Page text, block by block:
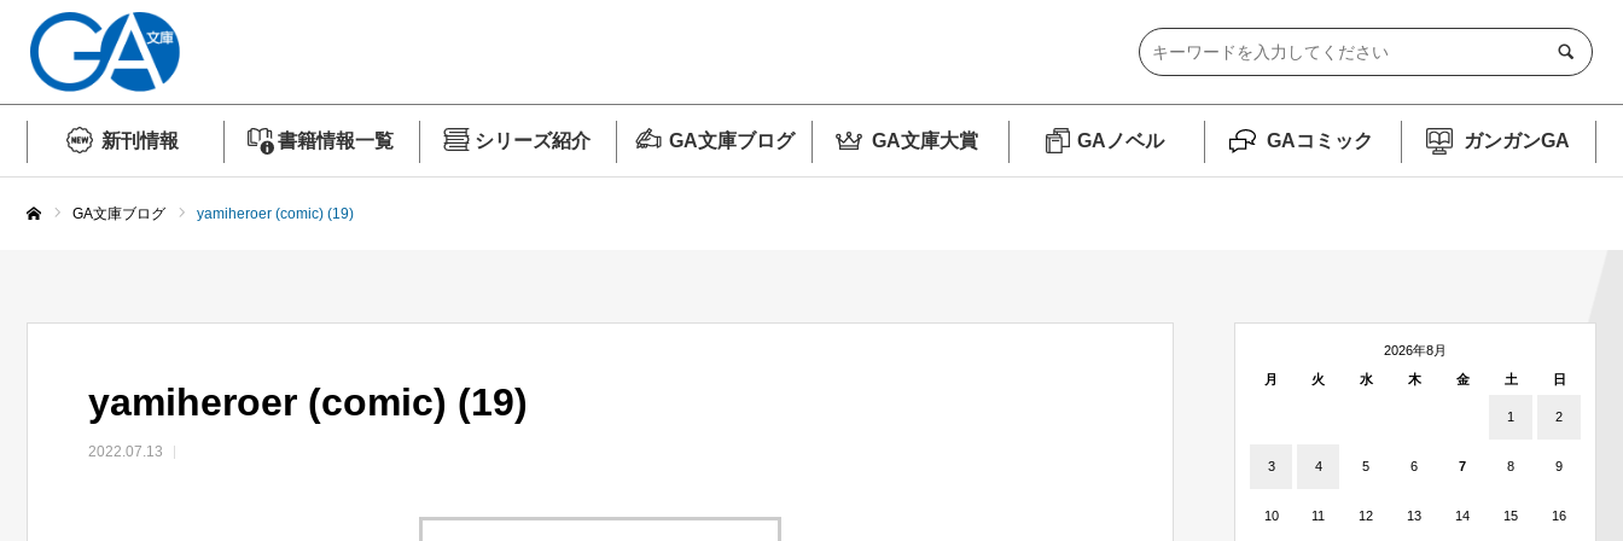
新刊情報 書籍情報一覧 シリーズ紹介 GA文庫ブログ GA文庫大賞 GAノベル GAコミック ガンガンGA
GA文庫ブログ yamiheroer (comic) (19)
yamiheroer (comic) (19)
2022.07.13
2026年8月
月
火 水 木 金 土 日
1 2
3 4 5 6 7 8 9
10 11 12 13 14 15 16